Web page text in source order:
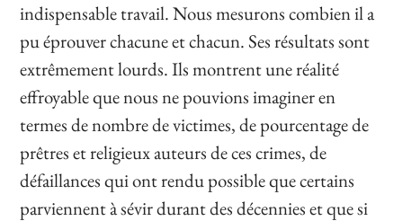
indispensable travail. Nous mesurons combien il a
pu éprouver chacune et chacun. Ses résultats sont
extrêmement lourds. Ils montrent une réalité
effroyable que nous ne pouvions imaginer en
termes de nombre de victimes, de pourcentage de
prêtres et religieux auteurs de ces crimes, de
défaillances qui ont rendu possible que certains
parviennent à sévir durant des décennies et que si